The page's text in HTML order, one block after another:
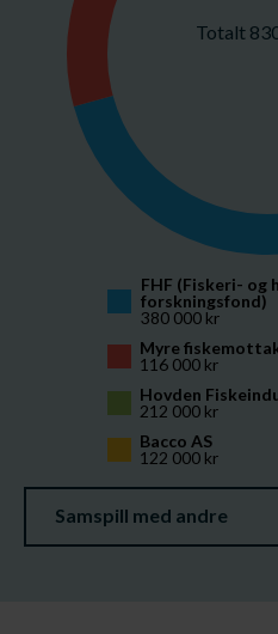
Totalt
FHF (Fiskeri- og
forskningsfond)
380 000 kr
Myre
116 000 kr
Hovden
212 000 kr
Bacco AS
122 000 kr
Samspill med andre